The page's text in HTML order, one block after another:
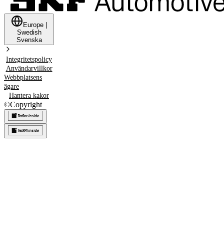
Europe
Swedish
Svenska
Integritetspolicy
Användarvillkor
Webbplatsens
ägare
Hantera kakor
©Copyright